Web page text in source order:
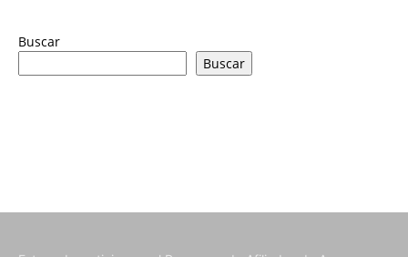
Buscar
Buscar